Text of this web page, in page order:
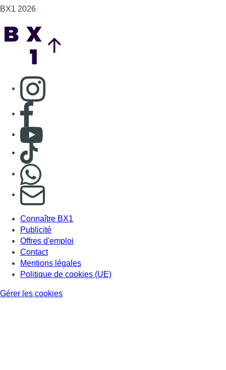
BX1 2026
Consulter page Instagram
Consulter page Facebook
Consulter Youtube
Consulter TikTok
S'abonner à notre newsletter
Connaître BX1
Publicité
Offres d'emploi
Contact
Mentions légales
Politique de cookies (UE)
Gérer les cookies